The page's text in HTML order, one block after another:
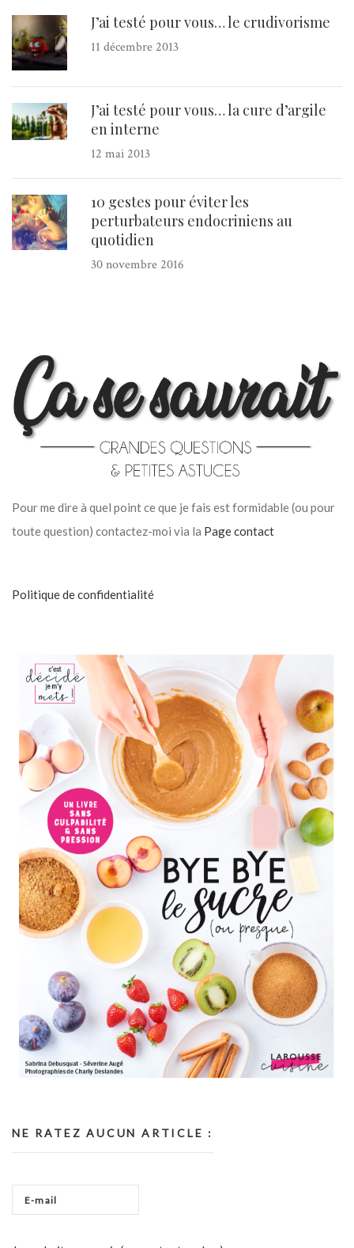
J’ai testé pour vous… le crudivorisme
11 décembre 2013
J’ai testé pour vous… la cure d’argile
en interne
12 mai 2013
10 gestes pour éviter les
perturbateurs endocriniens au
quotidien
30 novembre 2016
Pour me dire à quel point ce que je fais est formidable (ou pour
toute question) contactez-moi via la Page contact
Politique de confidentialité
NE RATEZ AUCUN ARTICLE :